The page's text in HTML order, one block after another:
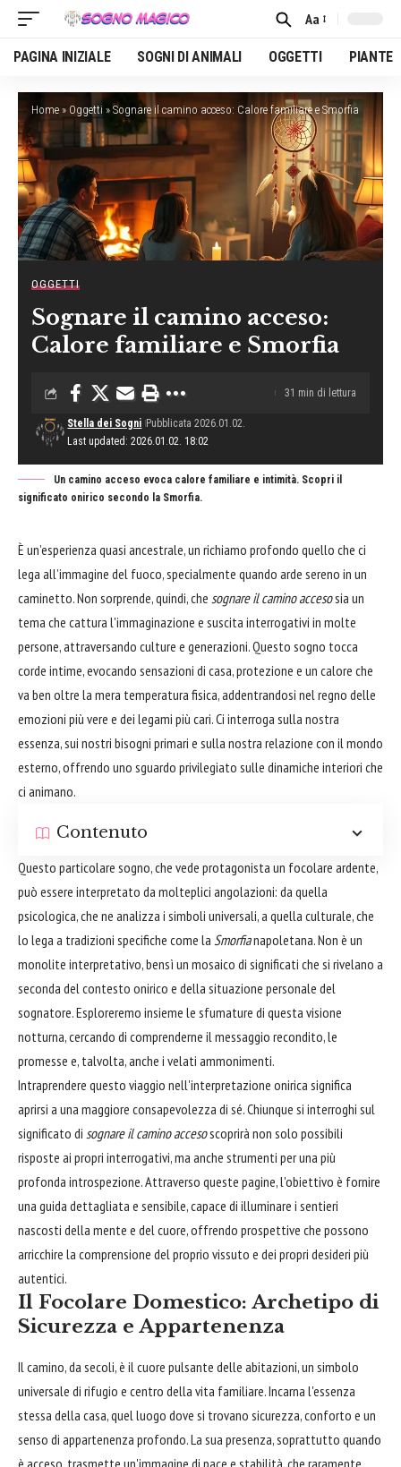
Font
Resizer
Aa
PAGINA INIZIALE SOGNI DI ANIMALI OGGETTI PIANTE
Home » Oggetti » Sognare il camino acceso: Calore familiare e Smorfia
OGGETTI
Sognare il camino acceso:
Calore familiare e Smorfia
Last updated: 2026.01.02. 18:02
Stella dei Sogni Pubblicata 2026.01.02.
31 min di lettura
Un camino acceso evoca calore familiare e intimità. Scopri il
significato onirico secondo la Smorfia.
È un’esperienza quasi ancestrale, un richiamo profondo quello che ci
lega all’immagine del fuoco, specialmente quando arde sereno in un
caminetto. Non sorprende, quindi, che sognare il camino accesosia un
tema che cattura l'immaginazione e suscita interrogativi in molte
persone, attraversando culture e generazioni. Questo sogno tocca
corde intime, evocando sensazioni di casa, protezione e un calore che
va ben oltre la mera temperatura fisica, addentrandosi nel regno delle
emozioni più vere e dei legami più cari. Ci interroga sulla nostra
essenza, sui nostri bisogni primari e sulla nostra relazione con il mondo
esterno, offrendo uno sguardo privilegiato sulle dinamiche interiori che
ci animano.
Contenuto
Questo particolare sogno, che vede protagonista un focolare ardente,
può essere interpretato da molteplici angolazioni: da quella
psicologica, che ne analizza i simboli universali, a quella culturale, che
lo lega a tradizioni specifiche come la Smorfianapoletana. Non è un
monolite interpretativo, bensì un mosaico di significati che si rivelano a
seconda del contesto onirico e della situazione personale del
sognatore. Esploreremo insieme le sfumature di questa visione
notturna, cercando di comprenderne il messaggio recondito, le
promesse e, talvolta, anche i velati ammonimenti.
Intraprendere questo viaggio nell'interpretazione onirica significa
aprirsi a una maggiore consapevolezza di sé. Chiunque si interroghi sul
significato di sognare il camino accesoscoprirà non solo possibili
risposte ai propri interrogativi, ma anche strumenti per una più
profonda introspezione. Attraverso queste pagine, l'obiettivo è fornire
una guida dettagliata e sensibile, capace di illuminare i sentieri
nascosti della mente e del cuore, offrendo prospettive che possono
arricchire la comprensione del proprio vissuto e dei propri desideri più
autentici.
Il Focolare Domestico: Archetipo di
Sicurezza e Appartenenza
Il camino, da secoli, è il cuore pulsante delle abitazioni, un simbolo
universale di rifugio e centro della vita familiare. Incarna l'essenza
stessa della casa, quel luogo dove si trovano sicurezza, conforto e un
senso di appartenenza profondo. La sua presenza, soprattutto quando
è acceso, trasmette un'immagine di pace e stabilità, che raramente